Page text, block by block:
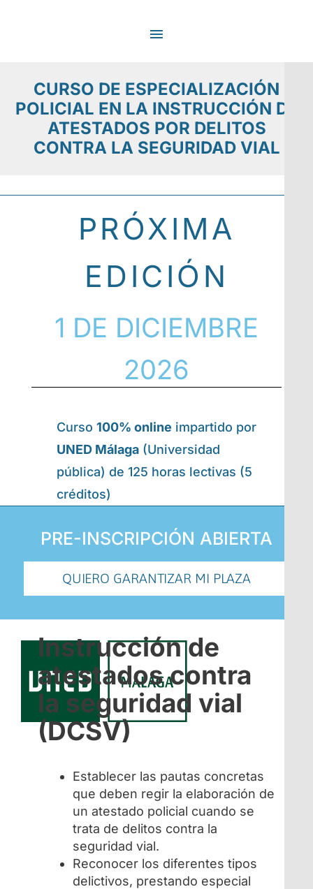
CURSO DE ESPECIALIZACIÓN
POLICIAL EN LA INSTRUCCIÓN DE
ATESTADOS POR DELITOS
CONTRA LA SEGURIDAD VIAL
PRÓXIMA
EDICIÓN
1 DE DICIEMBRE
2026
Curso 100% online impartido por
UNED Málaga(Universidad
pública) de 125 horas lectivas (5
créditos)
PRE-INSCRIPCIÓN ABIERTA
QUIERO GARANTIZAR MI PLAZA
Instrucción de
atestados contra
la seguridad vial
(DCSV)
Establecer las pautas concretas
que deben regir la elaboración de
un atestado policial cuando se
trata de delitos contra la
seguridad vial.
Reconocer los diferentes tipos
delictivos, prestando especial